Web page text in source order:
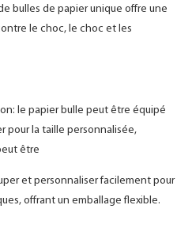
bulles de papier unique offre une
le choc, le choc et les
le papier bulle peut être équipé
pour la taille personnalisée,
être
et personnaliser facilement pour
offrant un emballage flexible.